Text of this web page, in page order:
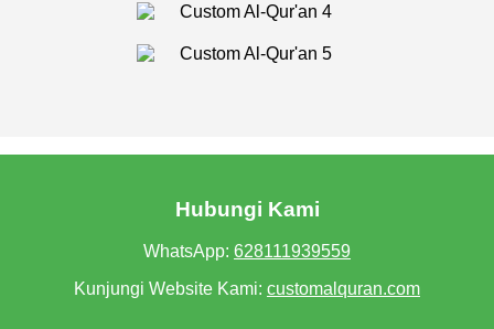
Hubungi Kami
WhatsApp: 628111939559
Kunjungi Website Kami: customalquran.com